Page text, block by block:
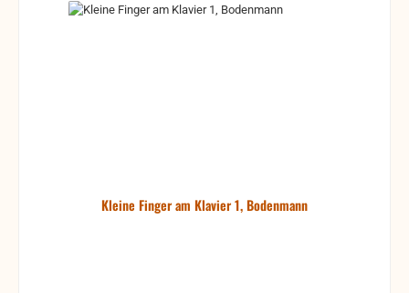
Kleine Finger am Klavier 1, Bodenmann